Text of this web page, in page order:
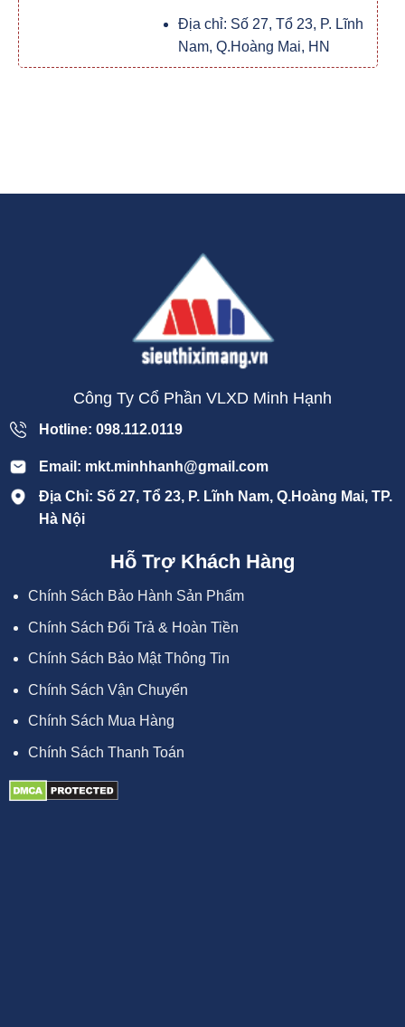
Địa chỉ: Số 27, Tổ 23, P. Lĩnh
Nam, Q.Hoàng Mai, HN
Công Ty Cổ Phần VLXD Minh Hạnh
Hotline: 098.112.0119
Email: mkt.minhhanh@gmail.com
Địa Chỉ: Số 27, Tổ 23, P. Lĩnh Nam, Q.Hoàng Mai, TP.
Hà Nội
Hỗ Trợ Khách Hàng
Chính Sách Bảo Hành Sản Phẩm
Chính Sách Đổi Trả & Hoàn Tiền
Chính Sách Bảo Mật Thông Tin
Chính Sách Vận Chuyển
Chính Sách Mua Hàng
Chính Sách Thanh Toán